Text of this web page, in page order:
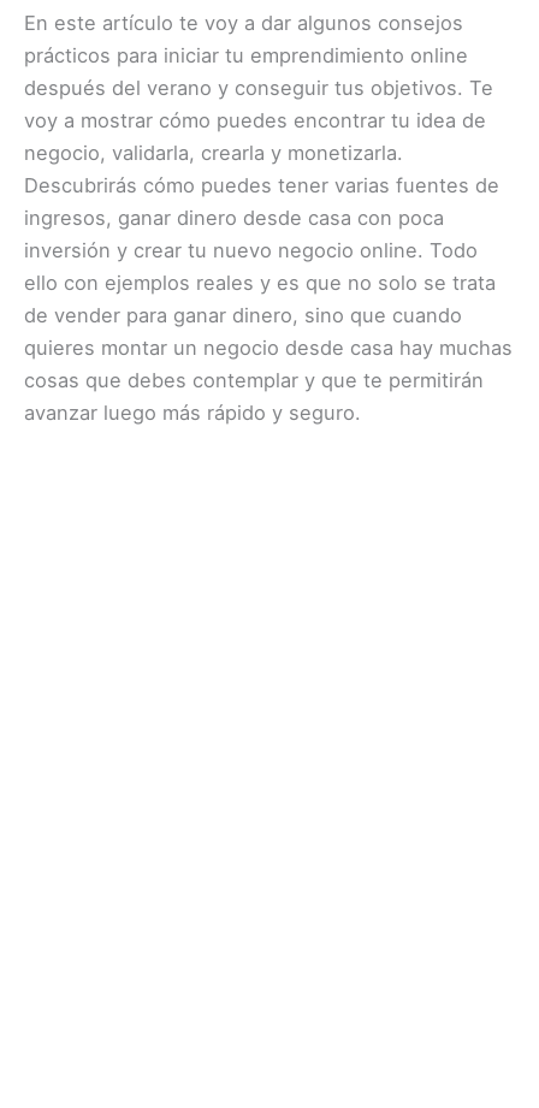
En este artículo te voy a dar algunos consejos
prácticos para iniciar tu emprendimiento online
después del verano y conseguir tus objetivos. Te
voy a mostrar cómo puedes encontrar tu idea de
negocio, validarla, crearla y monetizarla.
Descubrirás cómo puedes tener varias fuentes de
ingresos, ganar dinero desde casa con poca
inversión y crear tu nuevo negocio online. Todo
ello con ejemplos reales y es que no solo se trata
de vender para ganar dinero, sino que cuando
quieres montar un negocio desde casa hay muchas
cosas que debes contemplar y que te permitirán
avanzar luego más rápido y seguro.